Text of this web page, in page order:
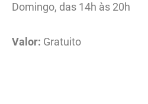
Domingo, das 14h às 20h
Valor: Gratuito